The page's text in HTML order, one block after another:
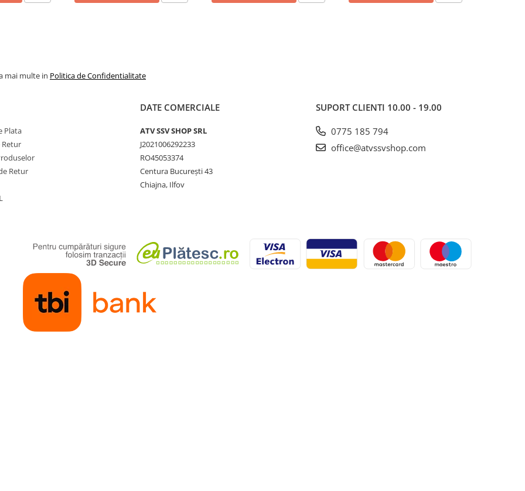
mai multe in Politica de Confidentialitate
Plata
Retur
Retur
DATE COMERCIALE
ATV SSV SHOP SRL
J2021006292233
RO45053374
Centura București 43
Chiajna, Ilfov
SUPORT CLIENTI 10.00 - 19.00
0775 185 794
office@atvssvshop.com